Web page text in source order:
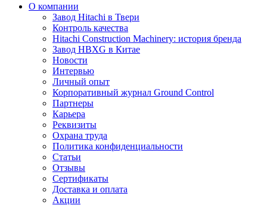
О компании
Завод Hitachi в Твери
Контроль качества
Hitachi Construction Machinery: история бренда
Завод HBXG в Китае
Новости
Интервью
Личный опыт
Корпоративный журнал Ground Control
Партнеры
Карьера
Реквизиты
Охрана труда
Политика конфиденциальности
Статьи
Отзывы
Сертификаты
Доставка и оплата
Акции